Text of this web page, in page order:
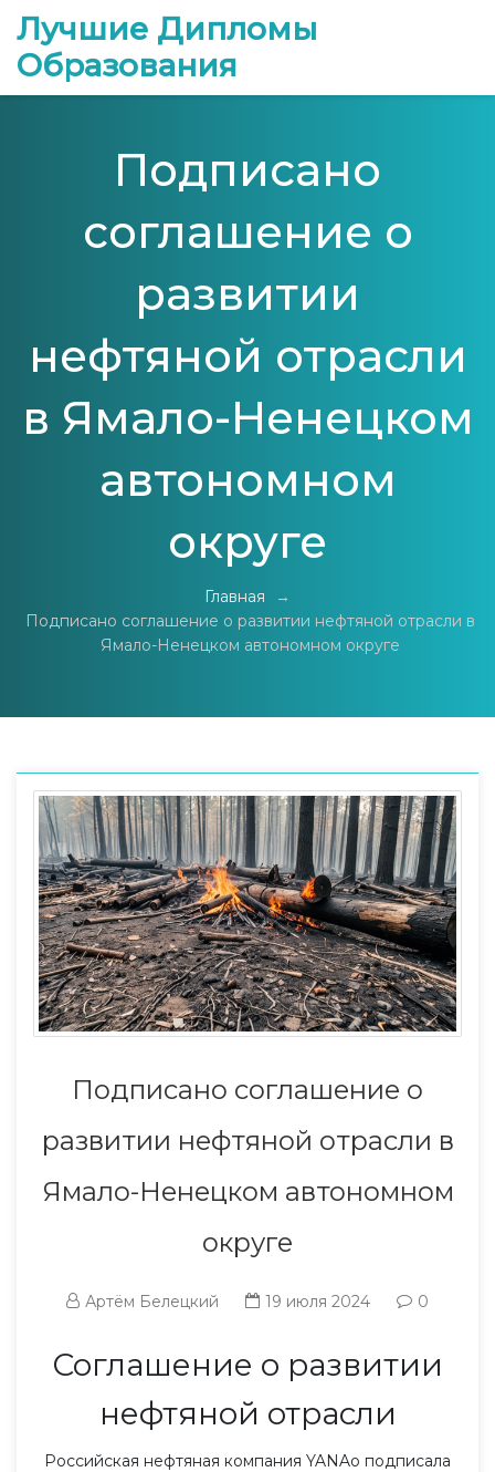
Лучшие Дипломы
Образования
Подписано
соглашение о
развитии
нефтяной отрасли
в Ямало-Ненецком
автономном
округе
Главная
→
Подписано соглашение о развитии нефтяной отрасли в
Ямало-Ненецком автономном округе
Подписано соглашение о
развитии нефтяной отрасли в
Ямало-Ненецком автономном
округе
Артём Белецкий 19 июля 2024 0
Соглашение о развитии
нефтяной отрасли
Российская нефтяная компания YANAo подписала